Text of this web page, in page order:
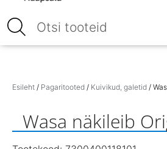
Esileht / Pagaritooted / Kuivikud, galetid /
Wasa näkileib